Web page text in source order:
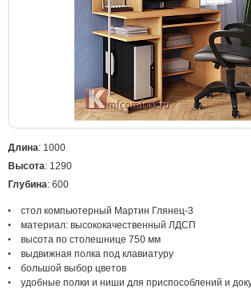
Длина: 1000
Высота: 1290
Глубина: 600
стол компьютерный Мартин Глянец-3
материал: высококачественный ЛДСП
высота по столешнице 750 мм
выдвижная полка под клавиатуру
большой выбор цветов
удобные полки и ниши для приспособлений и